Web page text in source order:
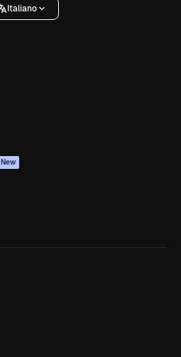
Italiano
New